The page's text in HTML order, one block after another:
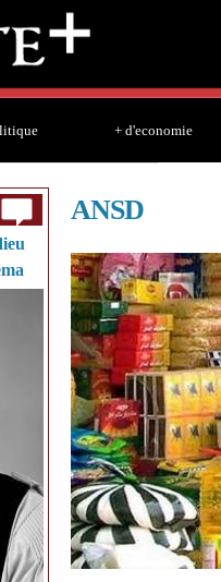
+ d'economie
ANSD